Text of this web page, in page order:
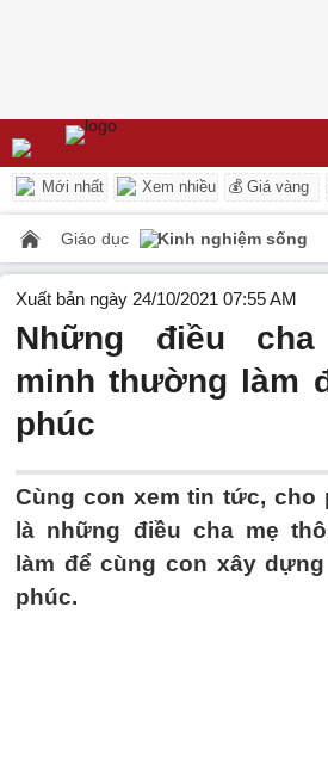
Mới nhất Xem nhiều 💰 Giá vàng
Giáo dục Kinh nghiệm sống
Xuất bản ngày 24/10/2021 07:55 AM
Những điều
minh thường làm
phúc
Cùng con xem tin tức, cho
là những điều cha mẹ
làm để cùng con xây
phúc.